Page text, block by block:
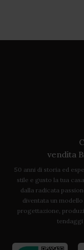
vendita
50 anni di storia ed
stile e gusto la tua
dalla radicata
diventata un
progettazione,
tendaggi